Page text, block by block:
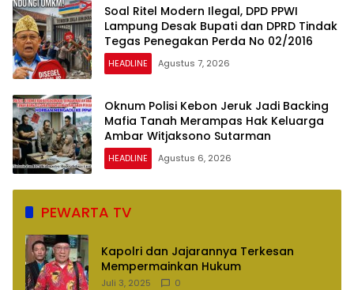
Soal Ritel Modern Ilegal, DPD PPWI
Lampung Desak Bupati dan DPRD Tindak
Tegas Penegakan Perda No 02/2016
HEADLINE Agustus 7, 2026
Oknum Polisi Kebon Jeruk Jadi Backing
Mafia Tanah Merampas Hak Keluarga
Ambar Witjaksono Sutarman
HEADLINE Agustus 6, 2026
PEWARTA TV
Kapolri dan Jajarannya Terkesan
Mempermainkan Hukum
Juli 3, 2025 0